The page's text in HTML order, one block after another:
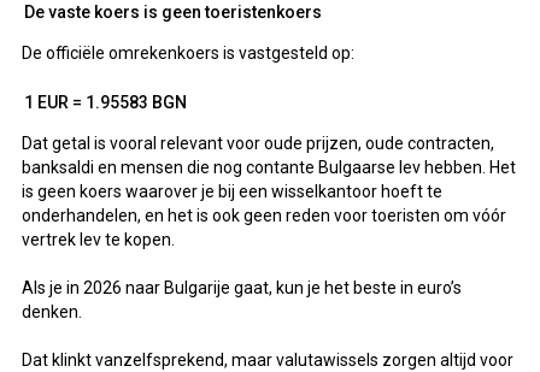
De vaste koers is geen toeristenkoers
De officiële omrekenkoers is vastgesteld op:
1 EUR = 1.95583 BGN
Dat getal is vooral relevant voor oude prijzen, oude contracten,
banksaldi en mensen die nog contante Bulgaarse lev hebben. Het
is geen koers waarover je bij een wisselkantoor hoeft te
onderhandelen, en het is ook geen reden voor toeristen om vóór
vertrek lev te kopen.
Als je in 2026 naar Bulgarije gaat, kun je het beste in euro’s
denken.
Dat klinkt vanzelfsprekend, maar valutawissels zorgen altijd voor